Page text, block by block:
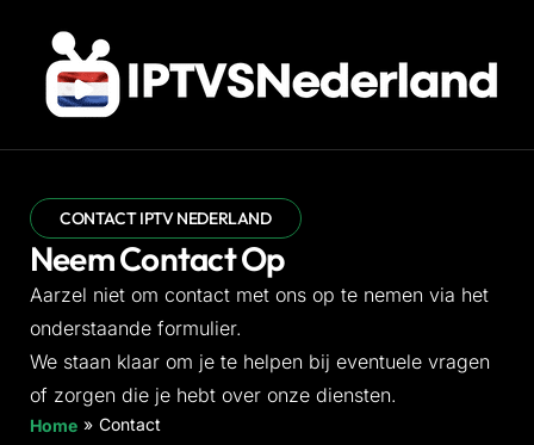
CONTACT IPTV NEDERLAND
Neem Contact Op
Aarzel niet om contact met ons op te nemen via het
onderstaande formulier.
We staan klaar om je te helpen bij eventuele vragen
of zorgen die je hebt over onze diensten.
Home » Contact